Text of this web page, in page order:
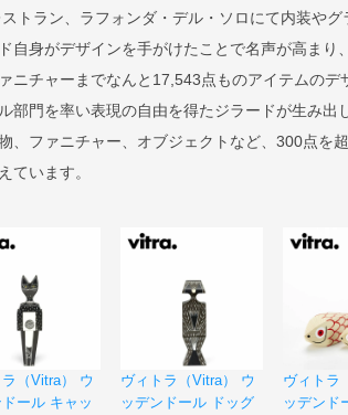
トラン、ラフォンダ・デル・ソロにて内装や
自身がデザインを手がけたことで名声が高まり
ニチャーまでなんと17,543点ものアイテムのデ
部門を率い表現の自由を得たジラードが生み出
、ファニチャー、オブジェクトなど、300点を
ています。
（Vitra） ウ
ドール キャッ
ヴィトラ（Vitra） ウ
ッデンドール ドッグ
ヴィトラ
ッデンド